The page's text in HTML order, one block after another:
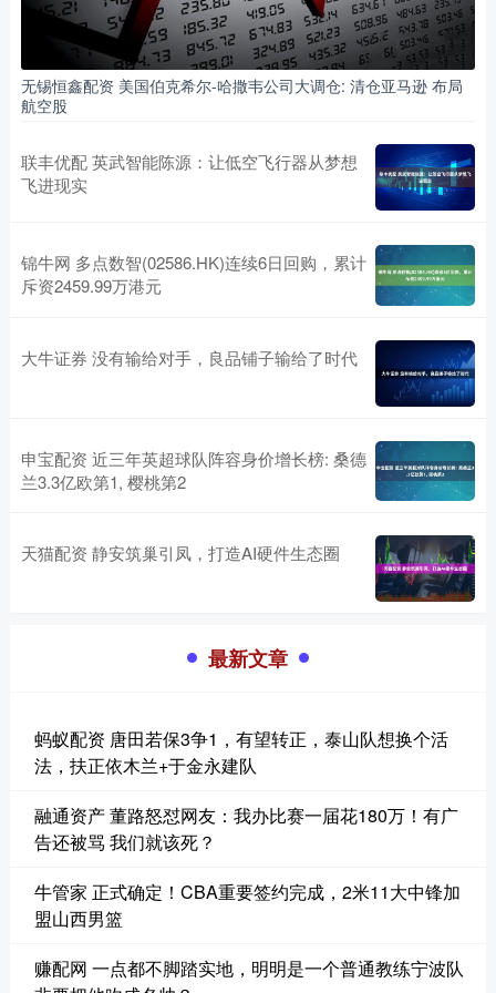
无锡恒鑫配资 美国伯克希尔-哈撒韦公司大调仓: 清仓亚马逊 布局
航空股
联丰优配 英武智能陈源：让低空飞行器从梦想
飞进现实
锦牛网 多点数智(02586.HK)连续6日回购，累计
斥资2459.99万港元
大牛证券 没有输给对手，良品铺子输给了时代
申宝配资 近三年英超球队阵容身价增长榜: 桑德
兰3.3亿欧第1, 樱桃第2
天猫配资 静安筑巢引凤，打造AI硬件生态圈
最新文章
蚂蚁配资 唐田若保3争1，有望转正，泰山队想换个活
法，扶正依木兰+于金永建队
融通资产 董路怒怼网友：我办比赛一届花180万！有广
告还被骂 我们就该死？
牛管家 正式确定！CBA重要签约完成，2米11大中锋加
盟山西男篮
赚配网 一点都不脚踏实地，明明是一个普通教练宁波队